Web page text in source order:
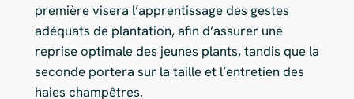
première visera l’apprentissage des gestes
adéquats de plantation, afin d’assurer une
reprise optimale des jeunes plants, tandis que la
seconde portera sur la taille et l’entretien des
haies champêtres.